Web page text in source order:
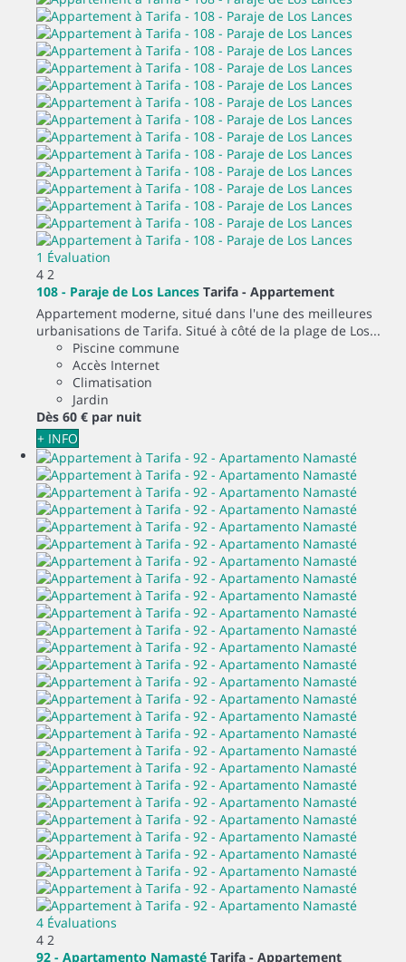
1 Évaluation
4 2
108 - Paraje de Los Lances Tarifa - Appartement
Appartement moderne, situé dans l'une des meilleures
urbanisations de Tarifa. Situé à côté de la plage de Los...
Piscine commune
Accès Internet
Climatisation
Jardin
Dès 60 € par nuit
+ INFO
4 Évaluations
4 2
92 - Apartamento Namasté Tarifa - Appartement